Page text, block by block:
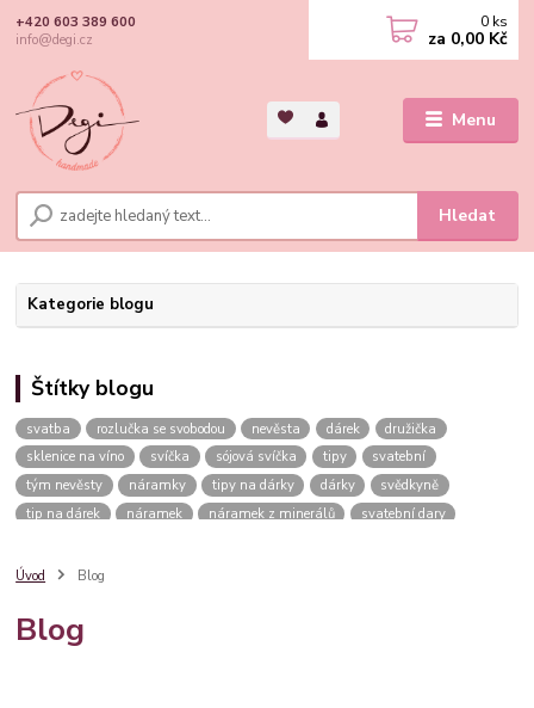
Menu
Hledat
+420 603 389 600
info@degi.cz
0 ks
za 0,00 Kč
Kategorie blogu
Štítky blogu
svatba rozlučka se svobodou nevěsta dárek
družička
sklenice na víno
svíčka sójová svíčka tipy
svatební
tým nevěsty
náramky tipy na dárky dárky
svědkyně
tip na dárek
náramek náramek z minerálů
svatební dary
župánek
barva roku
Úvod Blog
Blog